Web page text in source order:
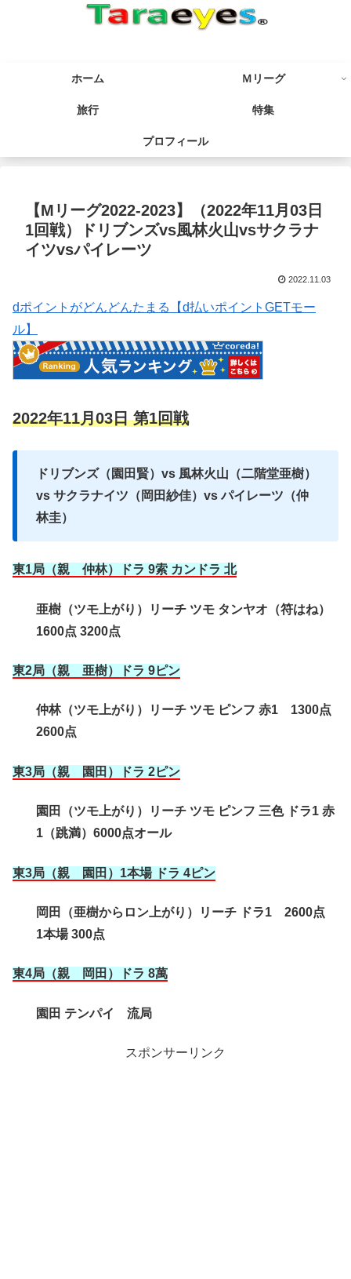
ホーム Ｍリーグ
旅行 特集
プロフィール
【Mリーグ2022-2023】（2022年11月03日
1回戦）ドリブンズvs風林火山vsサクラナ
イツvsパイレーツ
2022.11.03
dポイントがどんどんたまる【d払いポイントGETモー
ル】
2022年11月03日 第1回戦
ドリブンズ（園田賢）vs 風林火山（二階堂亜樹）
vs サクラナイツ（岡田紗佳）vs パイレーツ（仲
林圭）
東1局（親 仲林）ドラ 9索 カンドラ 北
亜樹（ツモ上がり）リーチ ツモ タンヤオ（符はね）
1600点 3200点
東2局（親 亜樹）ドラ 9ピン
仲林（ツモ上がり）リーチ ツモ ピンフ 赤1 1300点
2600点
東3局（親 園田）ドラ 2ピン
園田（ツモ上がり）リーチ ツモ ピンフ 三色 ドラ1 赤
1（跳満）6000点オール
東3局（親 園田）1本場 ドラ 4ピン
岡田（亜樹からロン上がり）リーチ ドラ1 2600点
1本場 300点
東4局（親 岡田 ）ドラ 8萬
園田 テンパイ 流局
スポンサーリンク